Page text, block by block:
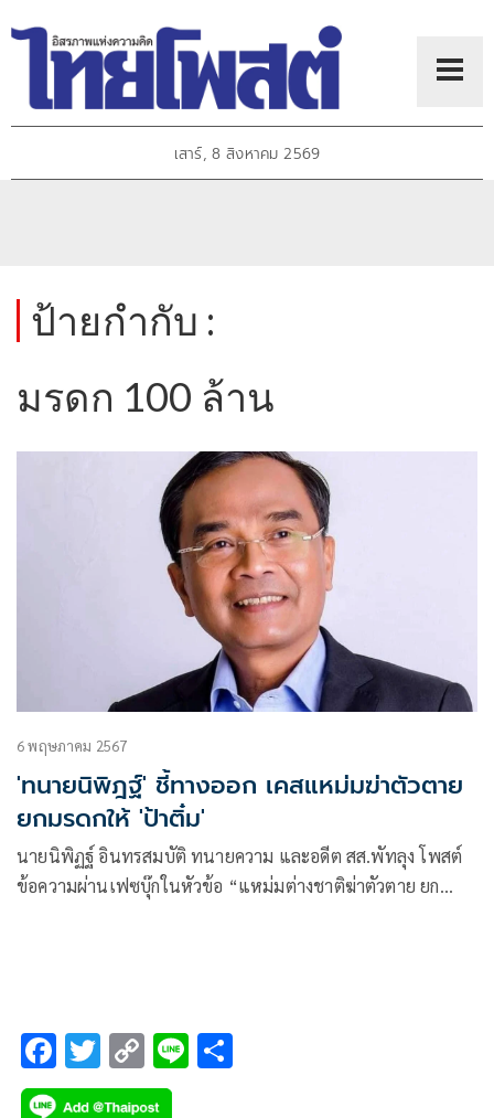
เสาร์, 8 สิงหาคม 2569
ป้ายกำกับ :
มรดก 100 ล้าน
6 พฤษภาคม 2567
'ทนายนิพิฎฐ์' ชี้ทางออก เคสแหม่มฆ่าตัวตาย
ยกมรดกให้ 'ป้าติ๋ม'
นายนิพิฏฐ์ อินทรสมบัติ ทนายความ และอดีต สส.พัทลุง โพสต์
ข้อความผ่านเฟซบุ๊กในหัวข้อ “แหม่มต่างชาติฆ่าตัวตาย ยก
F
ac
T
wi
C
o
Li